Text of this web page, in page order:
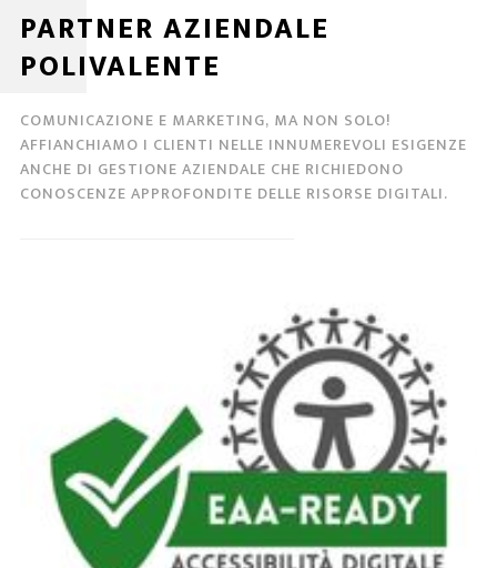
PARTNER AZIENDALE
POLIVALENTE
COMUNICAZIONE E MARKETING, MA NON SOLO!
AFFIANCHIAMO I CLIENTI NELLE INNUMEREVOLI ESIGENZE
ANCHE DI GESTIONE AZIENDALE CHE RICHIEDONO
CONOSCENZE APPROFONDITE DELLE RISORSE DIGITALI.
L'
accessibilità digitale
è la capacità di siti
web, applicazioni e servizi online di essere
usati da tutti, incluse persone con disabilità
(visive, uditive, motorie, cognitive) o
esigenze tempo ...
ACCESSIBILITÀ DIGITALE EAA